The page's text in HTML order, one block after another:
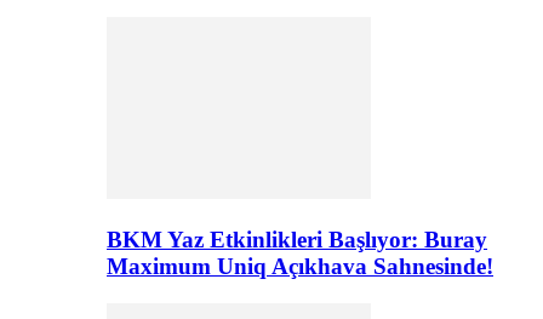
BKM Yaz Etkinlikleri Başlıyor: Buray
Maximum Uniq Açıkhava Sahnesinde!